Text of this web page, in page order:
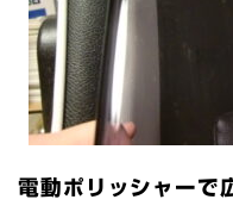
電動ポリッシャーで